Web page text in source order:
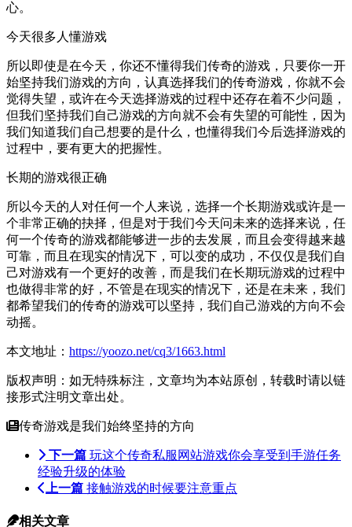
心。
今天很多人懂游戏
所以即使是在今天，你还不懂得我们传奇的游戏，只要你一开
始坚持我们游戏的方向，认真选择我们的传奇游戏，你就不会
觉得失望，或许在今天选择游戏的过程中还存在着不少问题，
但我们坚持我们自己游戏的方向就不会有失望的可能性，因为
我们知道我们自己想要的是什么，也懂得我们今后选择游戏的
过程中，要有更大的把握性。
长期的游戏很正确
所以今天的人对任何一个人来说，选择一个长期游戏或许是一
个非常正确的抉择，但是对于我们今天问未来的选择来说，任
何一个传奇的游戏都能够进一步的去发展，而且会变得越来越
可靠，而且在现实的情况下，可以变的成功，不仅仅是我们自
己对游戏有一个更好的改善，而是我们在长期玩游戏的过程中
也做得非常的好，不管是在现实的情况下，还是在未来，我们
都希望我们的传奇的游戏可以坚持，我们自己游戏的方向不会
动摇。
本文地址： https://yoozo.net/cq3/1663.html
版权声明：如无特殊标注，文章均为本站原创，转载时请以链
接形式注明文章出处。
传奇游戏是我们始终坚持的方向
下一篇 玩这个传奇私服网站游戏你会享受到手游任务
经验升级的体验
上一篇 接触游戏的时候要注意重点
相关文章